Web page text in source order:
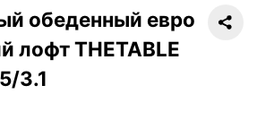
обеденный евро
лофт THETABLE
3.1